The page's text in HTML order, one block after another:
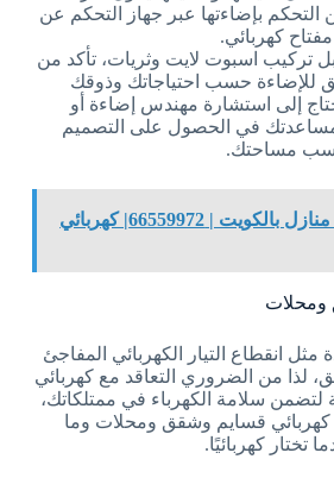
بإضاءتها عبر جهاز التحكم عن
كهربائي.
تركيب اسبوت لايت وثريات، تأكد من
للإضاءة حسب احتياجاتك وذوقك
إلى استشارة مهندس إضاءة أو
في الحصول على التصميم
مساحتك.
كهربائي منازل بالكويت | 66559972| كهربائي
ومحلات
انقطاع التيار الكهربائي المفاجئ
لذا من الضروري التعاقد مع كهربائي
سلامة الكهرباء في ممتلكاتك،
قسايم وشقق ومحلات وما
كهربائيًا.